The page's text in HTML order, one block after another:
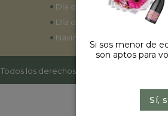
• Día de la primavera
• Día de la madre
• Navidad y año nuevo
Todos los derechos reservados | 2026 ©
Si sos menor de
son aptos para